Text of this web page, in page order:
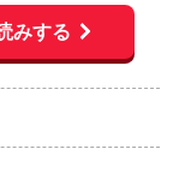
みする